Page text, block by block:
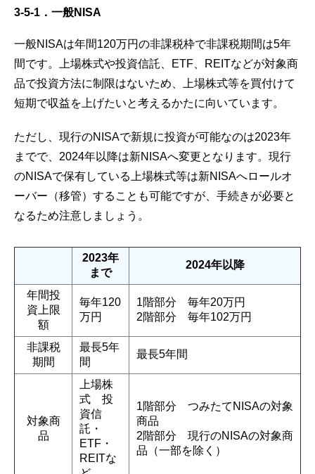
3-5-1．一般NISA
一般NISAは年間120万円の非課税枠で非課税期間は5年
間です。上場株式や投資信託、ETF、REITなどが対象商
品で投資方法に制限はないため、上場株式等を買付けて
短期で収益を上げたいと考えるかたに向いています。
ただし、現行のNISAで新規に投資が可能なのは2023年
までで、2024年以降は新NISAへ変更となります。現行
のNISAで保有している上場株式等は新NISAへロールオ
ーバー（移管）することも可能ですが、手続きが必要と
なるため注意しましょう。
2023年
まで
2024年以降
年間投
資上限
額
毎年120
万円
1階部分 毎年20万円
2階部分 毎年102万円
非課税
期間
最長5年
間
最長5年間
対象商
品
上場株
式 投
資信
託・
ETF・
REITな
1階部分 つみたてNISAの対象
商品
2階部分 現行のNISAの対象商
品（一部を除く）